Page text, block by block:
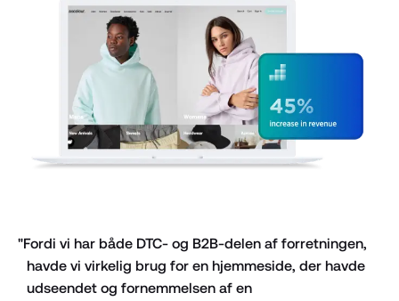
"Fordi vi har både DTC- og B2B-delen af forretningen,
havde vi virkelig brug for en hjemmeside, der havde
udseendet og fornemmelsen af en